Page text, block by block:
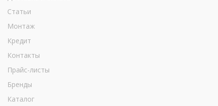
Статьи
Монтаж
Кредит
Контакты
Прайс-листы
Бренды
Каталог